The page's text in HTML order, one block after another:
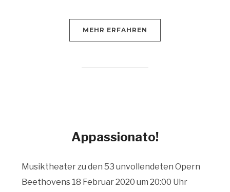
MEHR ERFAHREN
Appassionato!
Musiktheater zu den 53 unvollendeten Opern
Beethovens 18 Februar 2020 um 20:00 Uhr